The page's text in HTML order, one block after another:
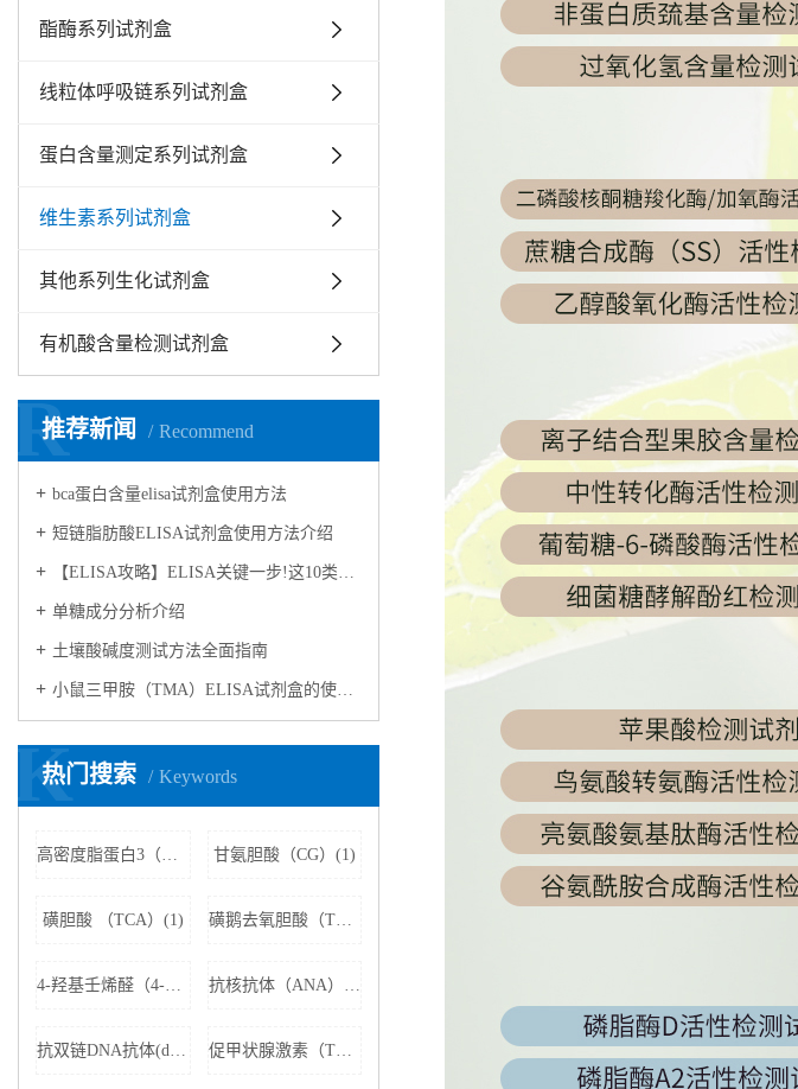
酯酶系列试剂盒
线粒体呼吸链系列试剂盒
蛋白含量测定系列试剂盒
维生素系列试剂盒
其他系列生化试剂盒
有机酸含量检测试剂盒
推荐新闻 Recommend
R
bca蛋白含量elisa试剂盒使用方法
短链脂肪酸ELISA试剂盒使用方法介绍
【ELISA攻略】ELISA关键一步!这10类样品要如何处理?
​单糖成分分析介绍
​土壤酸碱度测试方法全面指南
小鼠三甲胺（TMA）ELISA试剂盒的使用方法
热门搜索 Keywords
K
高密度脂蛋白3（HDL3）(1) 甘氨胆酸（CG）(1)
磺胆酸 （TCA）(1) 磺鹅去氧胆酸（TCDCA）(1)
4-羟基壬烯醛（4-HNE）(1) 抗核抗体（ANA）(1)
抗双链DNA抗体(dsDNA)(1) 促甲状腺激素（TSH）(1)